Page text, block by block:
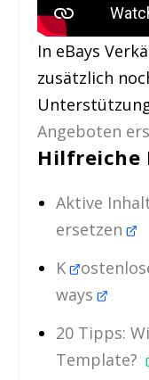
In eBays
zusätzlich
Angeboten
Hilfreiche
Aktive
ersetzen
K
ways
20 Tipps:
Template?